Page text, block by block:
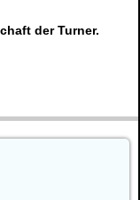
der Turner.